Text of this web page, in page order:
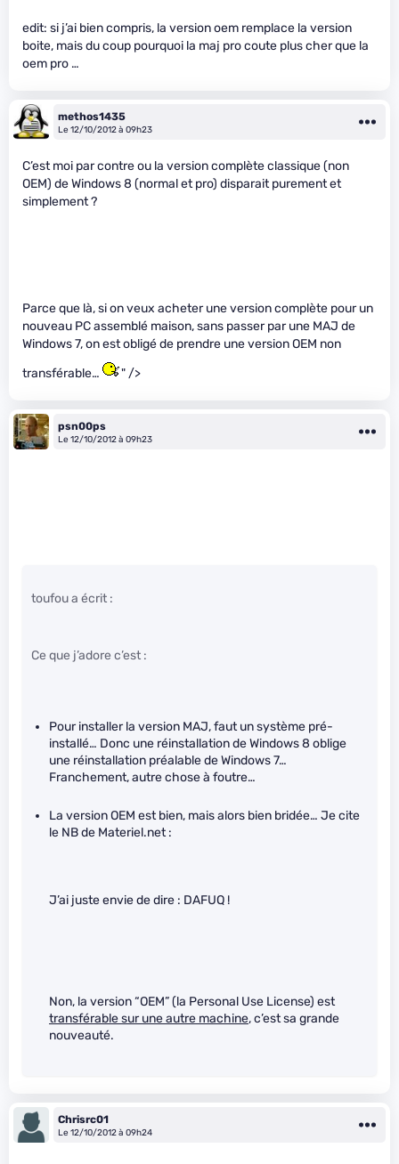
edit: si j’ai bien compris, la version oem remplace la version
boite, mais du coup pourquoi la maj pro coute plus cher que la
oem pro …
methos1435
Le 12/10/2012 à 09h23
C’est moi par contre ou la version complète classique (non
OEM) de Windows 8 (normal et pro) disparait purement et
simplement ?
Parce que là, si on veux acheter une version complète pour un
nouveau PC assemblé maison, sans passer par une MAJ de
Windows 7, on est obligé de prendre une version OEM non
transférable…
" />
psn00ps
Le 12/10/2012 à 09h23
toufou a écrit :
Ce que j’adore c’est :
Pour installer la version MAJ, faut un système pré-
installé… Donc une réinstallation de Windows 8 oblige
une réinstallation préalable de Windows 7…
Franchement, autre chose à foutre…
La version OEM est bien, mais alors bien bridée… Je cite
le NB de Materiel.net :
J’ai juste envie de dire : DAFUQ !
Non, la version “OEM” (la Personal Use License) est
transférable sur une autre machine, c’est sa grande
nouveauté.
Chrisrc01
Le 12/10/2012 à 09h24